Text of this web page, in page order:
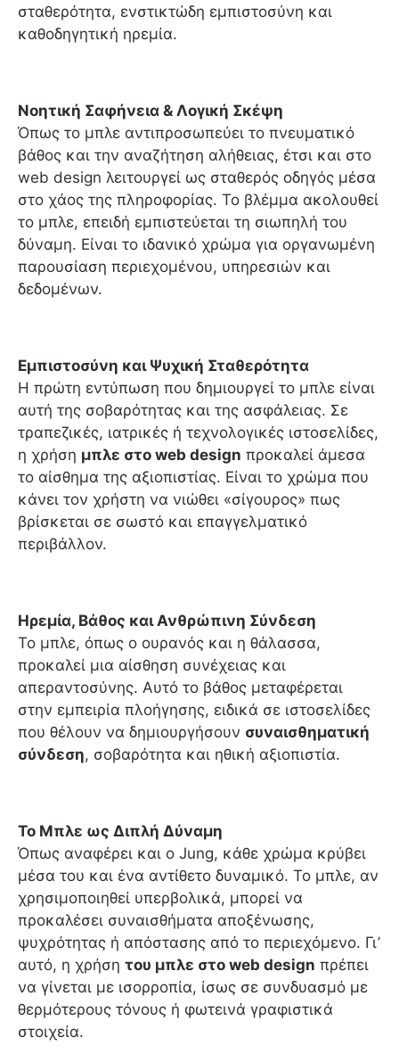
σταθερότητα, ενστικτώδη εμπιστοσύνη και
καθοδηγητική ηρεμία.
Νοητική Σαφήνεια & Λογική Σκέψη
Όπως το μπλε αντιπροσωπεύει το πνευματικό
βάθος και την αναζήτηση αλήθειας, έτσι και στο
web design λειτουργεί ως σταθερός οδηγός μέσα
στο χάος της πληροφορίας. Το βλέμμα ακολουθεί
το μπλε, επειδή εμπιστεύεται τη σιωπηλή του
δύναμη. Είναι το ιδανικό χρώμα για οργανωμένη
παρουσίαση περιεχομένου, υπηρεσιών και
δεδομένων.
Εμπιστοσύνη και Ψυχική Σταθερότητα
Η πρώτη εντύπωση που δημιουργεί το μπλε είναι
αυτή της σοβαρότητας και της ασφάλειας. Σε
τραπεζικές, ιατρικές ή τεχνολογικές ιστοσελίδες,
η χρήση μπλε στο web design προκαλεί άμεσα
το αίσθημα της αξιοπιστίας. Είναι το χρώμα που
κάνει τον χρήστη να νιώθει «σίγουρος» πως
βρίσκεται σε σωστό και επαγγελματικό
περιβάλλον.
Ηρεμία, Βάθος και Ανθρώπινη Σύνδεση
Το μπλε, όπως ο ουρανός και η θάλασσα,
προκαλεί μια αίσθηση συνέχειας και
απεραντοσύνης. Αυτό το βάθος μεταφέρεται
στην εμπειρία πλοήγησης, ειδικά σε ιστοσελίδες
που θέλουν να δημιουργήσουν συναισθηματική
σύνδεση, σοβαρότητα και ηθική αξιοπιστία.
Το Μπλε ως Διπλή Δύναμη
Όπως αναφέρει και ο Jung, κάθε χρώμα κρύβει
μέσα του και ένα αντίθετο δυναμικό. Το μπλε, αν
χρησιμοποιηθεί υπερβολικά, μπορεί να
προκαλέσει συναισθήματα αποξένωσης,
ψυχρότητας ή απόστασης από το περιεχόμενο. Γι’
αυτό, η χρήση του μπλε στο web design πρέπει
να γίνεται με ισορροπία, ίσως σε συνδυασμό με
θερμότερους τόνους ή φωτεινά γραφιστικά
στοιχεία.